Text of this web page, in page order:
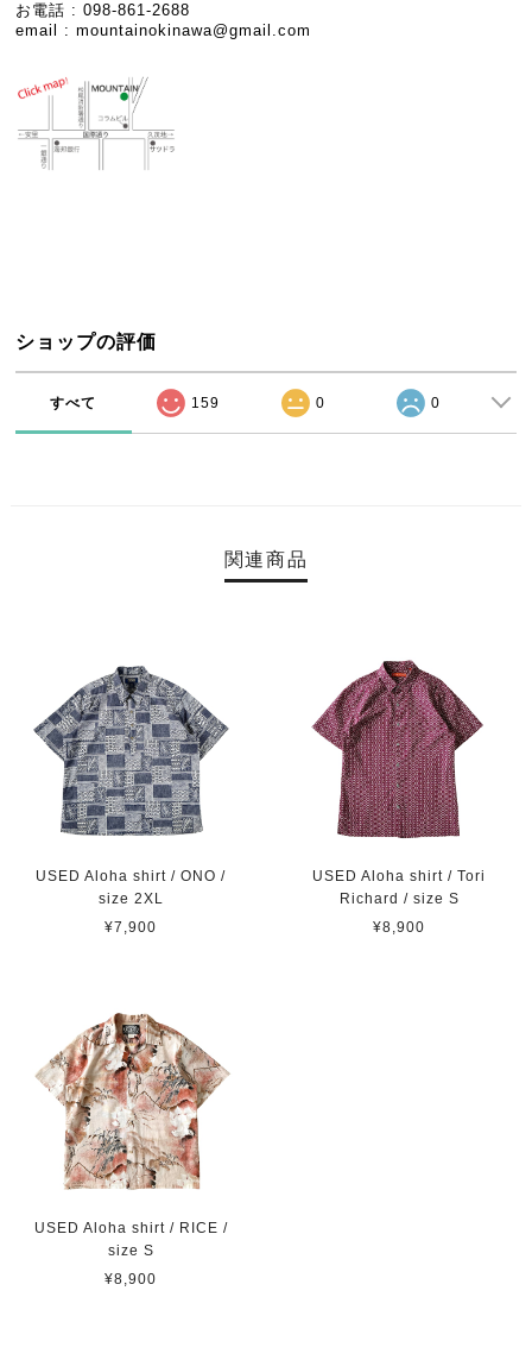
お電話 : 098-861-2688
email :mountainokinawa@gmail.com
ショップの評価
すべて 159 0 0
関連商品
USED Aloha shirt / ONO /
size 2XL
¥7,900
USED Aloha shirt / Tori
Richard / size S
¥8,900
USED Aloha shirt / RICE /
size S
¥8,900